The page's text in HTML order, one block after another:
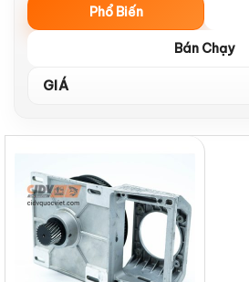
Phổ Biến
Bán Chạy
GIÁ